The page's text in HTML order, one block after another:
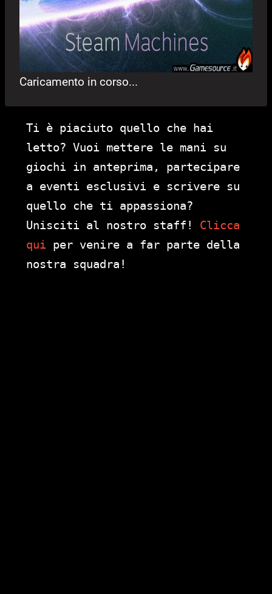
Caricamento in corso...
Ti è piaciuto quello che hai
letto? Vuoi mettere le mani su
giochi in anteprima, partecipare
a eventi esclusivi e scrivere su
quello che ti appassiona?
Unisciti al nostro staff! Clicca
qui per venire a far parte della
nostra squadra!